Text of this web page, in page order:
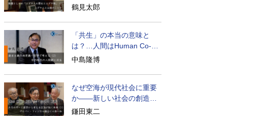
歴史』に学ぶ
鶴見太郎
「共生」の本当の意味と
は？…人間はHuman Co-
becoming
中島隆博
なぜ空海が現代社会に重要
か――新しい社会の創造の
ために
鎌田東二